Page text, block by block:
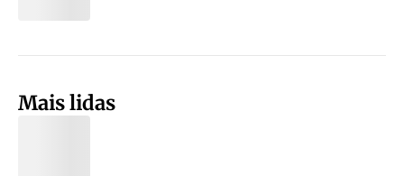
Mais lidas